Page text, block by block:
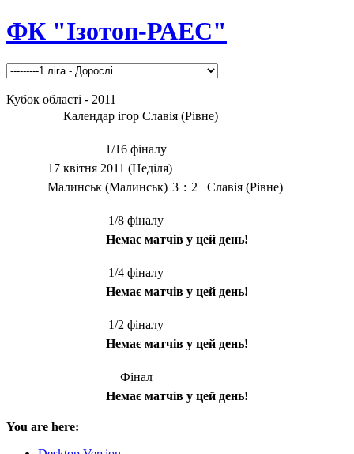
ФК "Ізотоп-РАЕС"
Кубок області - 2011
Календар ігор Славія (Рівне)
1/16 фіналу
17 квітня 2011 (Неділя)
Малинськ (Малинськ) 3 : 2 Славія (Рівне)
1/8 фіналу
Немає матчів у цей день!
1/4 фіналу
Немає матчів у цей день!
1/2 фіналу
Немає матчів у цей день!
Фінал
Немає матчів у цей день!
You are here: